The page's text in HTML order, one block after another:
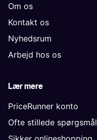
Om os
Kontakt os
Nyhedsrum
Arbejd hos os
Lær mere
PriceRunner konto
Ofte stillede spørgsmål